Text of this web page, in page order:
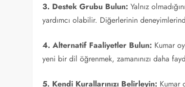
3. Destek Grubu Bulun: Yalnız
yardımcı olabilir. Diğerlerinin
4. Alternatif Faaliyetler Bulun: Kumar
yeni bir dil öğrenmek, zamanınızı daha
5. Kendi Kurallarınızı Belirleyin: Kumar